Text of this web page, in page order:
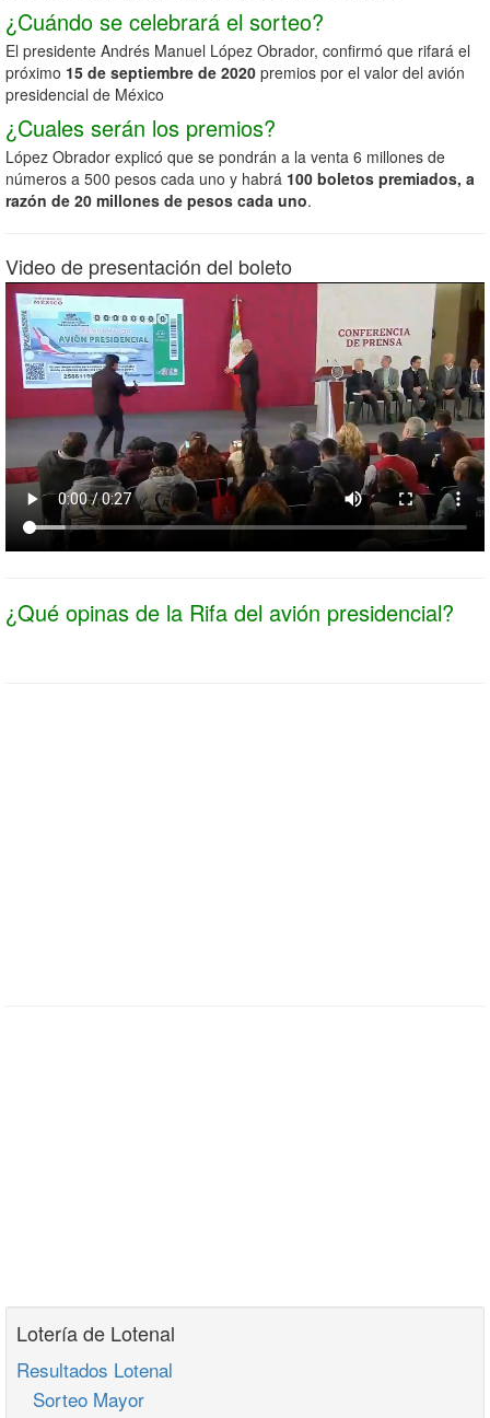
¿Cuándo se celebrará el sorteo?
El presidente Andrés Manuel López Obrador, confirmó que rifará el
próximo 15 de septiembre de 2020 premios por el valor del avión
presidencial de México
¿Cuales serán los premios?
López Obrador explicó que se pondrán a la venta 6 millones de
números a 500 pesos cada uno y habrá 100 boletos premiados, a
razón de 20 millones de pesos cada uno.
Video de presentación del boleto
¿Qué opinas de la Rifa del avión presidencial?
Lotería de Lotenal
Resultados Lotenal
Sorteo Mayor